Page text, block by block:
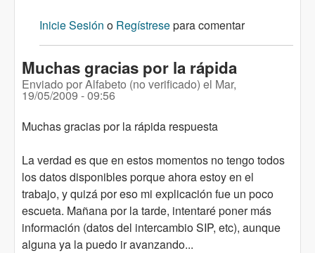
Inicie Sesión o Regístresepara comentar
Muchas gracias por la rápida
Enviado porAlfabeto (no verificado) el Mar,
19/05/2009 - 09:56
Muchas gracias por la rápida respuesta
La verdad es que en estos momentos no tengo todos
los datos disponibles porque ahora estoy en el
trabajo, y quizá por eso mi explicación fue un poco
escueta. Mañana por la tarde, intentaré poner más
información (datos del intercambio SIP, etc), aunque
alguna ya la puedo ir avanzando...